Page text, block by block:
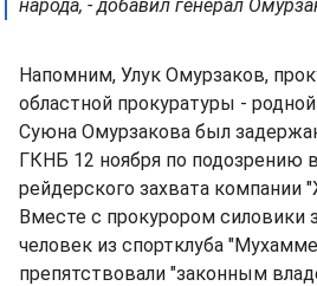
народа, - добавил генерал
Напомним, Улук Омурзаков,
областной прокуратуры -
Суюна Омурзакова был
ГКНБ 12 ноября по подозрению
рейдерского захвата компании
Вместе с прокурором силовики
человек из спортклуба
препятствовали "законным